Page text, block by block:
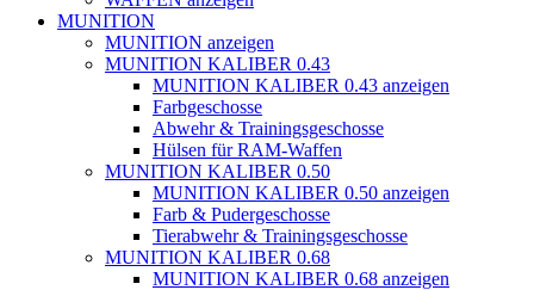
MUNITION
MUNITION anzeigen
MUNITION KALIBER 0.43
MUNITION KALIBER 0.43 anzeigen
Farbgeschosse
Abwehr & Trainingsgeschosse
Hülsen für RAM-Waffen
MUNITION KALIBER 0.50
MUNITION KALIBER 0.50 anzeigen
Farb & Pudergeschosse
Tierabwehr & Trainingsgeschosse
MUNITION KALIBER 0.68
MUNITION KALIBER 0.68 anzeigen